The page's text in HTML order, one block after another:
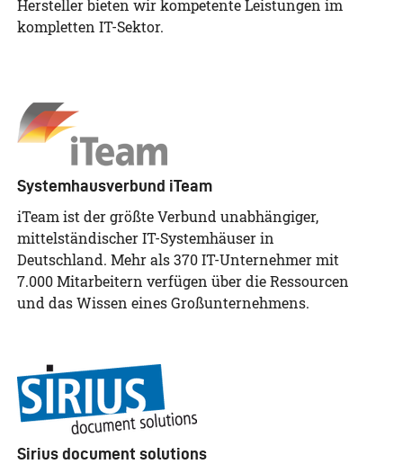
Hersteller bieten wir kompetente Leistungen im
kompletten IT-Sektor.
Systemhausverbund iTeam
iTeam ist der größte Verbund unabhängiger,
mittelständischer IT-Systemhäuser in
Deutschland. Mehr als 370 IT-Unternehmer mit
7.000 Mitarbeitern verfügen über die Ressourcen
und das Wissen eines Großunternehmens.
Sirius document solutions